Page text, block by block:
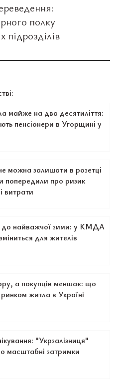
полку
майже на два десятиліття:
пенсіонери в Угорщині у
можна залишати в розетці
попередили про ризик
витрати
до найважчої зими: у КМДА
для жителів
а покупців меншає: що
житла в Україні
"Укрзалізниця"
масштабні затримки